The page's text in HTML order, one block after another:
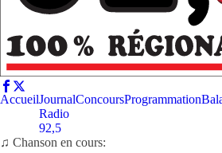
AccueilJournal
Radio
92,5
ConcoursProgrammation
♫ Chanson en cours: